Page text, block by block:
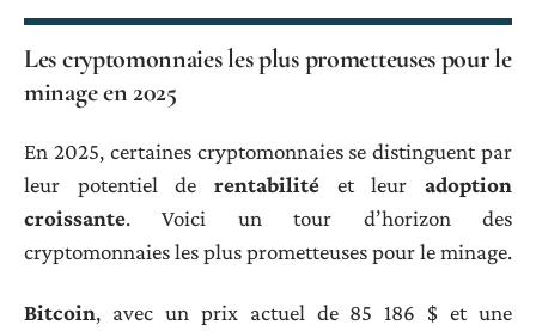
Les cryptomonnaies les plus prometteuses pour le
minage en 2025
En 2025, certaines cryptomonnaies se distinguent par
leur potentiel de rentabilité et leur adoption
croissante. Voici un tour d’horizon des
cryptomonnaies les plus prometteuses pour le minage.
Bitcoin, avec un prix actuel de 85 186 $ et une